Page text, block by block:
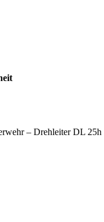
– Drehleiter DL 25h